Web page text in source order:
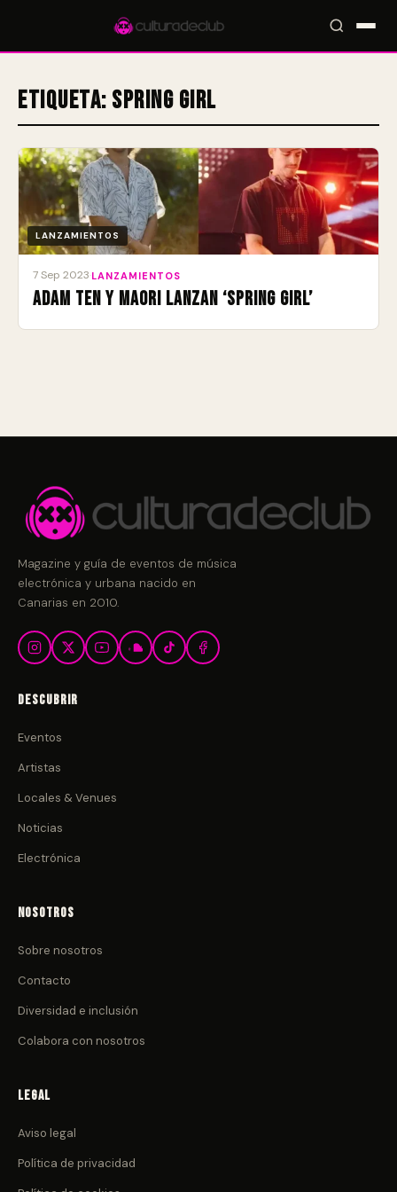
Accesos rápidos:🎪 Eventos🎤 Artistas📍 Locales📰 Magazine
Etiqueta: Spring Girl
LANZAMIENTOS
7 Sep 2023 LANZAMIENTOS
Adam Ten y Maori lanzan ‘Spring Girl’
Magazine y guía de eventos de música
electrónica y urbana nacido en
Canarias en 2010.
Descubrir
Eventos
Artistas
Locales & Venues
Noticias
Electrónica
Nosotros
Sobre nosotros
Contacto
Diversidad e inclusión
Colabora con nosotros
Legal
Aviso legal
Política de privacidad